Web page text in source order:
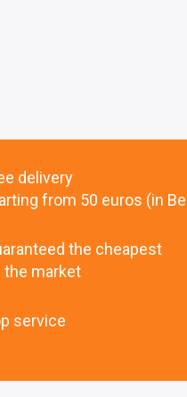
delivery
from 50 euros (in
the cheapest
the market
service